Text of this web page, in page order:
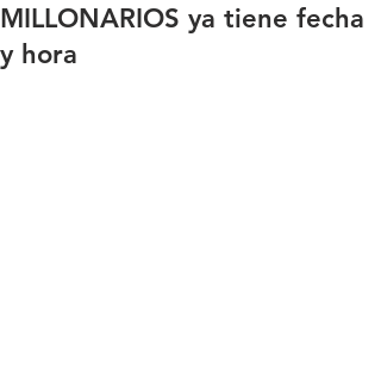
MILLONARIOS ya tiene fecha
y hora